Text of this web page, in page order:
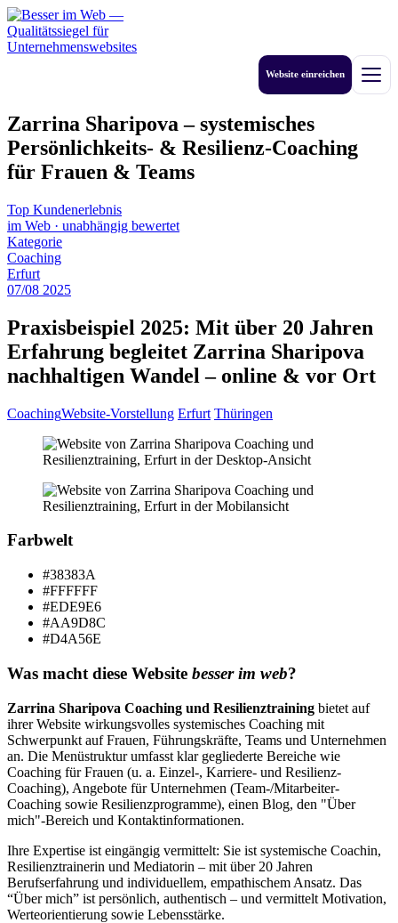
Zum
Inhalt
springen
Website einreichen Menü
Zarrina Sharipova – systemisches
Persönlichkeits- & Resilienz-Coaching
für Frauen & Teams
Top Kundenerlebnis
im Web · unabhängig bewertet
Kategorie
Coaching
Erfurt
07/08 2025
Praxisbeispiel 2025: Mit über 20 Jahren
Erfahrung begleitet Zarrina Sharipova
nachhaltigen Wandel – online & vor Ort
CoachingWebsite-Vorstellung Erfurt Thüringen
Farbwelt
#38383A
#FFFFFF
#EDE9E6
#AA9D8C
#D4A56E
Was macht diese Website besser im web?
Zarrina Sharipova Coaching und Resilienztraining bietet auf
ihrer Website wirkungsvolles systemisches Coaching mit
Schwerpunkt auf Frauen, Führungskräfte, Teams und Unternehmen
an. Die Menüstruktur umfasst klar gegliederte Bereiche wie
Coaching für Frauen (u. a. Einzel-, Karriere- und Resilienz-
Coaching), Angebote für Unternehmen (Team-/Mitarbeiter-
Coaching sowie Resilienzprogramme), einen Blog, den "Über
mich"-Bereich und Kontaktinformationen.
Ihre Expertise ist eingängig vermittelt: Sie ist systemische Coachin,
Resilienztrainerin und Mediatorin – mit über 20 Jahren
Berufserfahrung und individuellem, empathischem Ansatz. Das
“Über mich” ist persönlich, authentisch – und vermittelt Motivation,
Werteorientierung sowie Lebensstärke.